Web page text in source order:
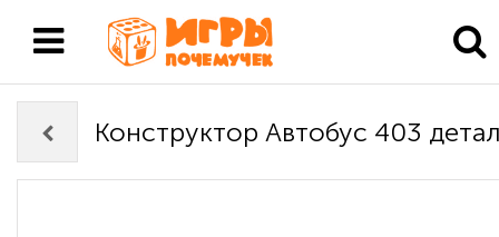
Конструктор Автобус 403